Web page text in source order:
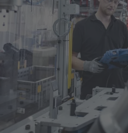
Portaluri / Magazine / Piață
Referințe
Presă
Evenimente
Blog
Podcast